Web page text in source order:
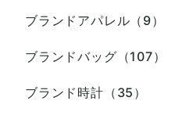
ブランドアパレル（9）
ブランドバッグ（107）
ブランド時計（35）